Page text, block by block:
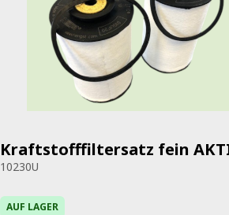
Kraftstofffiltersatz fein
10230U
AUF LAGER